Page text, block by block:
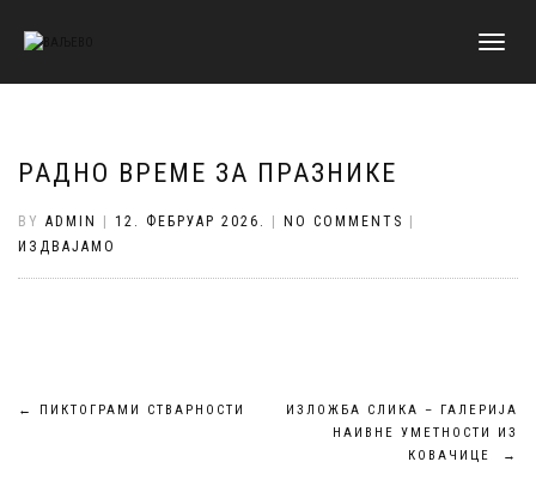
TOGGLE
РАДНО ВРЕМЕ ЗА ПРАЗНИКЕ
BY ADMIN 12. ФЕБРУАР 2026. NO COMMENTS
ИЗДВАЈАМО
Кретање
← ПИКТОГРАМИ СТВАРНОСТИ
ИЗЛОЖБА СЛИКА – ГАЛЕРИЈА
НАИВНЕ УМЕТНОСТИ ИЗ
КОВАЧИЦЕ
→